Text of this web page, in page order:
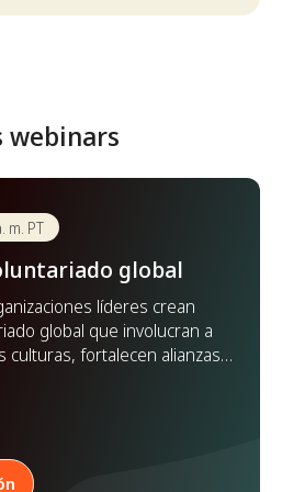
webinars
m. PT
global
líderes crean
global que involucran a
culturas, fortalecen alianzas y
el mundo.